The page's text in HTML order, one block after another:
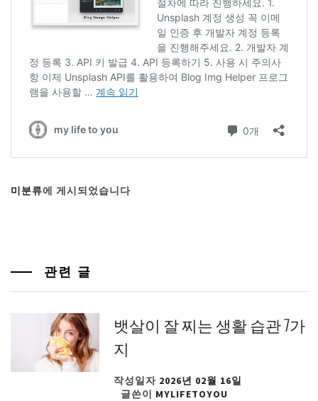
미분류에 게시되었습니다
관련 글
뱃살이 잘 찌는 생활 습관 7가
지
작성일자 2026년 02월 16일
글쓴이 MYLIFETOYOU